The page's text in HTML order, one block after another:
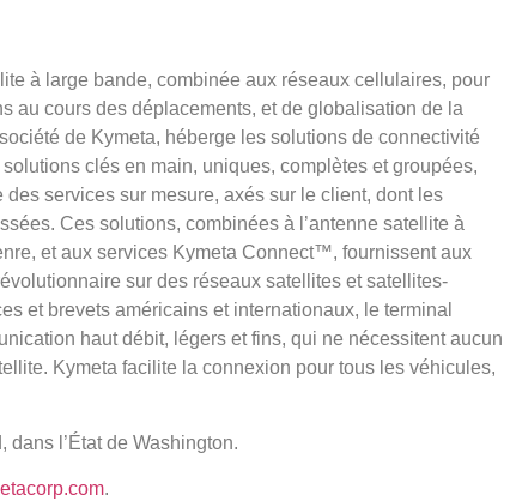
à large bande, combinée aux réseaux cellulaires, pour
au cours des déplacements, et de globalisation de la
de Kymeta, héberge les solutions de connectivité
clés en main, uniques, complètes et groupées,
services sur mesure, axés sur le client, dont les
Ces solutions, combinées à l’antenne satellite à
et aux services Kymeta Connect™, fournissent aux
sur des réseaux satellites et satellites-
et brevets américains et internationaux, le terminal
haut débit, légers et fins, qui ne nécessitent aucun
Kymeta facilite la connexion pour tous les véhicules,
l’État de Washington.
.